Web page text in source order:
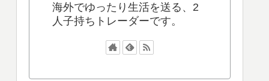
海外でゆったり生活を送る、2
人子持ちトレーダーです。